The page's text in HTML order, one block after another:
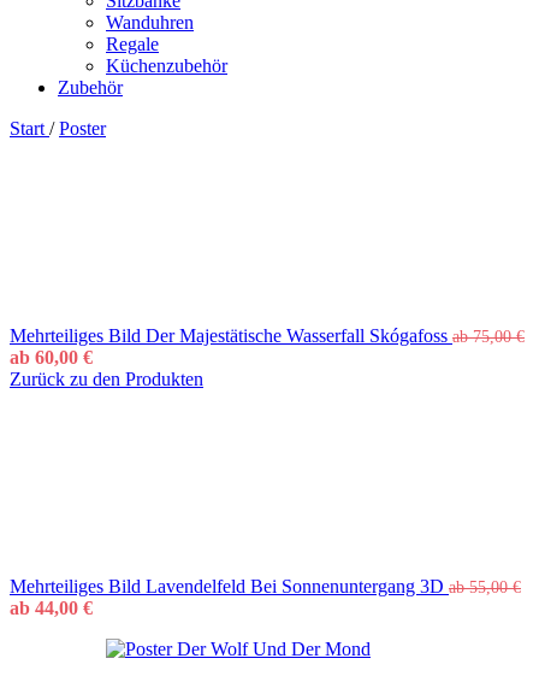
Wanduhren
Regale
Küchenzubehör
Zubehör
Start / Poster
Mehrteiliges Bild Der Majestätische Wasserfall Skógafoss ab75,00€
ab 60,00 €
Zurück zu den Produkten
Mehrteiliges Bild Lavendelfeld Bei Sonnenuntergang 3D ab55,00€
ab 44,00 €